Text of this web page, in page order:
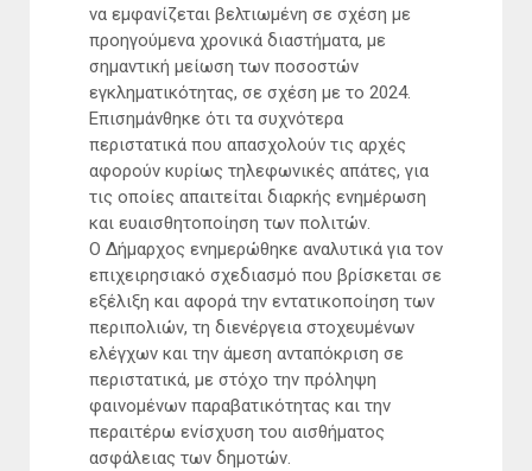
να εμφανίζεται βελτιωμένη σε σχέση με
προηγούμενα χρονικά διαστήματα, με
σημαντική μείωση των ποσοστών
εγκληματικότητας, σε σχέση με το 2024.
Επισημάνθηκε ότι τα συχνότερα
περιστατικά που απασχολούν τις αρχές
αφορούν κυρίως τηλεφωνικές απάτες, για
τις οποίες απαιτείται διαρκής ενημέρωση
και ευαισθητοποίηση των πολιτών.
Ο Δήμαρχος ενημερώθηκε αναλυτικά για τον
επιχειρησιακό σχεδιασμό που βρίσκεται σε
εξέλιξη και αφορά την εντατικοποίηση των
περιπολιών, τη διενέργεια στοχευμένων
ελέγχων και την άμεση ανταπόκριση σε
περιστατικά, με στόχο την πρόληψη
φαινομένων παραβατικότητας και την
περαιτέρω ενίσχυση του αισθήματος
ασφάλειας των δημοτών.